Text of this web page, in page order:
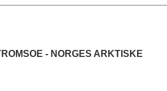
- NORGES ARKTISKE